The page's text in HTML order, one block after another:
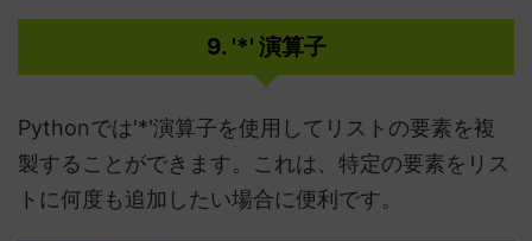
9. '*' 演算子
Pythonでは'*'演算子を使用してリストの要素を複
製することができます。これは、特定の要素をリス
トに何度も追加したい場合に便利です。